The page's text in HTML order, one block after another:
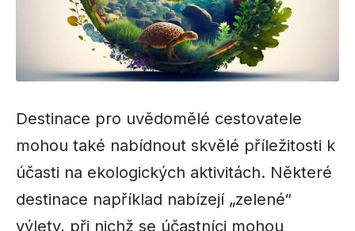
Destinace pro uvědomělé cestovatele
mohou také nabídnout skvělé příležitosti k
účasti na ekologických aktivitách. Některé
destinace například nabízejí „zelené“
výlety, při nichž se účastníci mohou